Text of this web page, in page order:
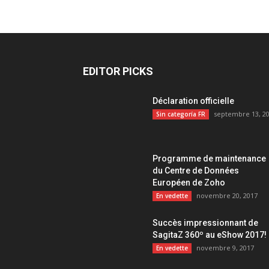
EDITOR PICKS
Déclaration officielle
Sin categoría FR septembre 13,
Programme de maintenance
du Centre de Données
Européen de Zoho
En vedette novembre 20, 2017
Succès impressionnant de
SagitaZ 360º au eShow 2017!
En vedette novembre 9, 2017